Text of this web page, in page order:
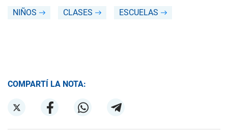
NIÑOS CLASES ESCUELAS
COMPARTÍ LA NOTA: